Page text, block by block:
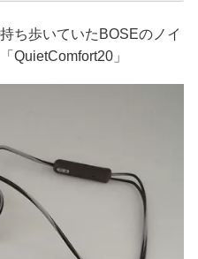
ち歩いていたBOSEのノイ
QuietComfort20」